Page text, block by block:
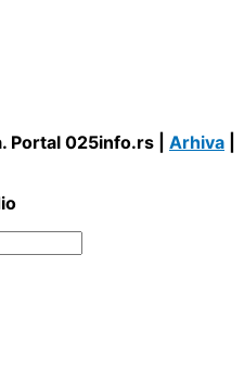
Portal 025info.rs | Arhiva